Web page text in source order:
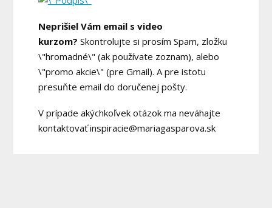
Neprišiel Vám email s video
kurzom? Skontrolujte si prosím Spam, zložku
\"hromadné\" (ak používate zoznam), alebo
\"promo akcie\" (pre Gmail). A pre istotu
presuňte email do doručenej pošty.
V prípade akýchkoľvek otázok ma neváhajte
kontaktovať inspiracie@mariagasparova.sk